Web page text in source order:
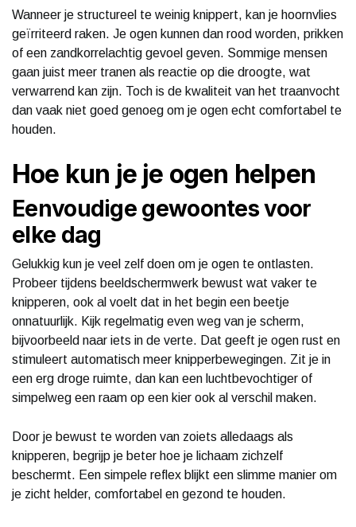
Wanneer je structureel te weinig knippert, kan je hoornvlies
geïrriteerd raken. Je ogen kunnen dan rood worden, prikken
of een zandkorrelachtig gevoel geven. Sommige mensen
gaan juist meer tranen als reactie op die droogte, wat
verwarrend kan zijn. Toch is de kwaliteit van het traanvocht
dan vaak niet goed genoeg om je ogen echt comfortabel te
houden.
Hoe kun je je ogen helpen
Eenvoudige gewoontes voor
elke dag
Gelukkig kun je veel zelf doen om je ogen te ontlasten.
Probeer tijdens beeldschermwerk bewust wat vaker te
knipperen, ook al voelt dat in het begin een beetje
onnatuurlijk. Kijk regelmatig even weg van je scherm,
bijvoorbeeld naar iets in de verte. Dat geeft je ogen rust en
stimuleert automatisch meer knipperbewegingen. Zit je in
een erg droge ruimte, dan kan een luchtbevochtiger of
simpelweg een raam op een kier ook al verschil maken.
Door je bewust te worden van zoiets alledaags als
knipperen, begrijp je beter hoe je lichaam zichzelf
beschermt. Een simpele reflex blijkt een slimme manier om
je zicht helder, comfortabel en gezond te houden.